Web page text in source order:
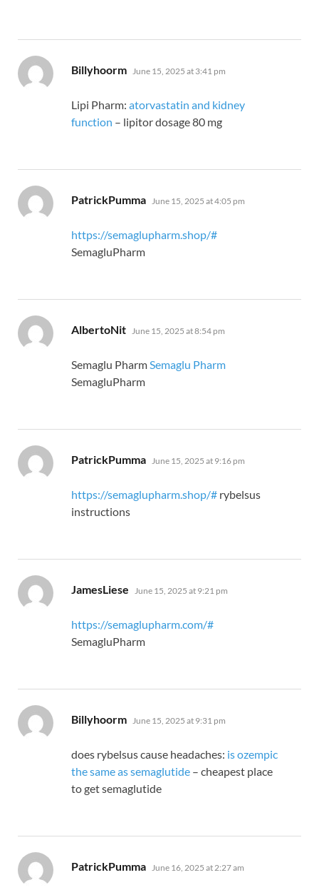
Billyhoorm says:
June 15, 2025 at 3:41 pm
Lipi Pharm: atorvastatin and kidney
function – lipitor dosage 80 mg
PatrickPumma says:
June 15, 2025 at 4:05 pm
https://semaglupharm.shop/#
SemagluPharm
AlbertoNit says:
June 15, 2025 at 8:54 pm
Semaglu PharmSemaglu Pharm
SemagluPharm
PatrickPumma says:
June 15, 2025 at 9:16 pm
https://semaglupharm.shop/# rybelsus
instructions
JamesLiese says:
June 15, 2025 at 9:21 pm
https://semaglupharm.com/#
SemagluPharm
Billyhoorm says:
June 15, 2025 at 9:31 pm
does rybelsus cause headaches: is ozempic
the same as semaglutide – cheapest place
to get semaglutide
PatrickPumma says:
June 16, 2025 at 2:27 am